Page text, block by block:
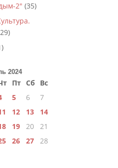
2" (35)
2024
Пт Сб
Вс
5 6
7
12 13
14
19 20
21
26 27
28